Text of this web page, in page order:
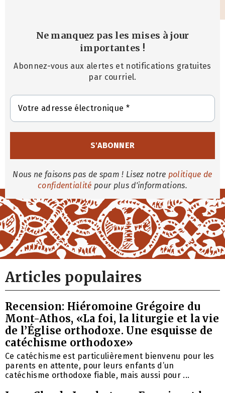
Ne manquez pas les mises à jour
importantes !
Abonnez-vous aux alertes et notifications gratuites
par courriel.
Nous ne faisons pas de spam ! Lisez notre politique de
confidentialité pour plus d'informations.
Articles populaires
Recension: Hiéromoine Grégoire du
Mont-Athos, «La foi, la liturgie et la vie
de l’Église orthodoxe. Une esquisse de
catéchisme orthodoxe»
Ce catéchisme est particulièrement bienvenu pour les
parents en attente, pour leurs enfants d’un
catéchisme orthodoxe fiable, mais aussi pour ...